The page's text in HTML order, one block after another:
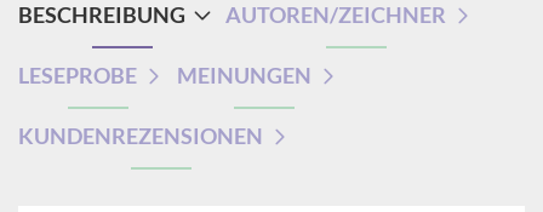
BESCHREIBUNG AUTOREN/ZEICHNER
LESEPROBE MEINUNGEN
KUNDENREZENSIONEN